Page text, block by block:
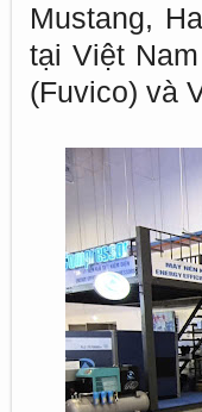
Mustang,
tại Việt
(Fuvico) và